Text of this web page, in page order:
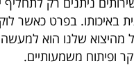
באיכותו. בפרט כאשר
מהיצוא שלנו הוא למעשה
ופיתוח משמעותיים.